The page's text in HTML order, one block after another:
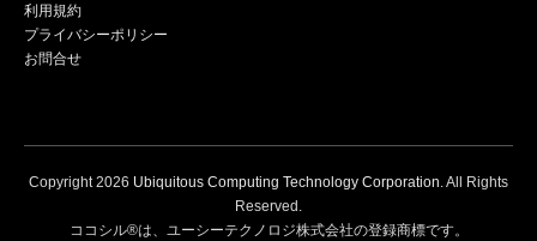
利用規約
プライバシーポリシー
お問合せ
Copyright2026 Ubiquitous Computing Technology Corporation. All Rights
Reserved.
ココシル®は、ユーシーテクノロジ株式会社の登録商標です。